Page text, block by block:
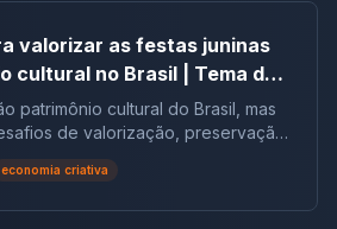
valorizar as festas juninas
cultural no Brasil | Tema de
patrimônio cultural do Brasil, mas
de valorização, preservação
economia criativa